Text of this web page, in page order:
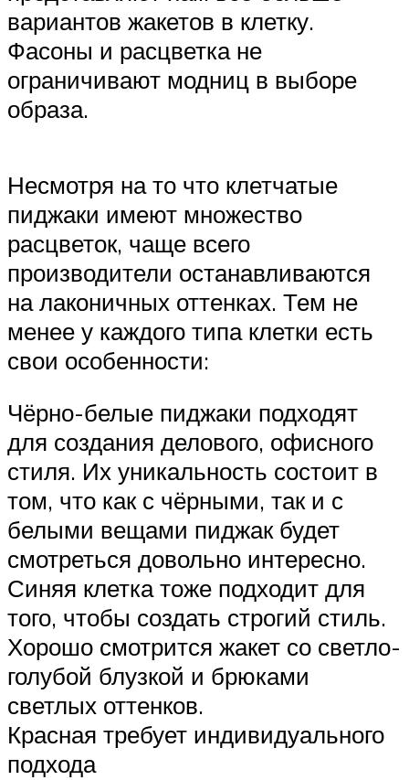
вариантов жакетов в клетку.
Фасоны и расцветка не
ограничивают модниц в выборе
образа.
Несмотря на то что клетчатые
пиджаки имеют множество
расцветок, чаще всего
производители останавливаются
на лаконичных оттенках. Тем не
менее у каждого типа клетки есть
свои особенности:
Чёрно-белые пиджаки подходят
для создания делового, офисного
стиля. Их уникальность состоит в
том, что как с чёрными, так и с
белыми вещами пиджак будет
смотреться довольно интересно.
Синяя клетка тоже подходит для
того, чтобы создать строгий стиль.
Хорошо смотрится жакет со светло-
голубой блузкой и брюками
светлых оттенков.
Красная требует индивидуального
подхода